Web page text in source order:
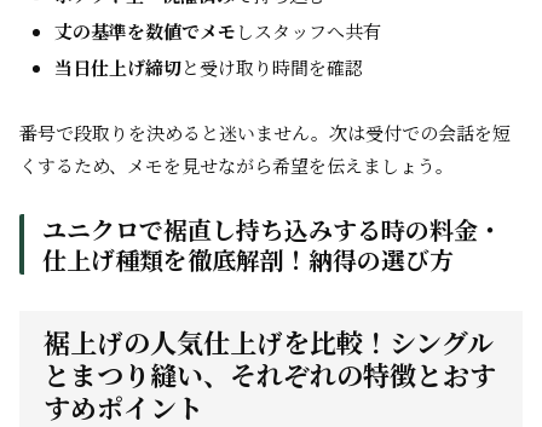
丈の基準を数値でメモしスタッフへ共有
当日仕上げ締切と受け取り時間を確認
番号で段取りを決めると迷いません。次は受付での会話を短
くするため、メモを見せながら希望を伝えましょう。
ユニクロで裾直し持ち込みする時の料金・
仕上げ種類を徹底解剖！納得の選び方
裾上げの人気仕上げを比較！シングル
とまつり縫い、それぞれの特徴とおす
すめポイント